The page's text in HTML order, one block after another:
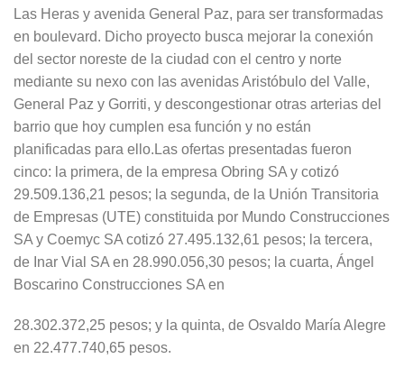
Las Heras y avenida General Paz, para ser transformadas
en boulevard. Dicho proyecto busca mejorar la conexión
del sector noreste de la ciudad con el centro y norte
mediante su nexo con las avenidas Aristóbulo del Valle,
General Paz y Gorriti, y descongestionar otras arterias del
barrio que hoy cumplen esa función y no están
planificadas para ello.Las ofertas presentadas fueron
cinco: la primera, de la empresa Obring SA y cotizó
29.509.136,21 pesos; la segunda, de la Unión Transitoria
de Empresas (UTE) constituida por Mundo Construcciones
SA y Coemyc SA cotizó 27.495.132,61 pesos; la tercera,
de Inar Vial SA en 28.990.056,30 pesos; la cuarta, Ángel
Boscarino Construcciones SA en
28.302.372,25 pesos; y la quinta, de Osvaldo María Alegre
en 22.477.740,65 pesos.